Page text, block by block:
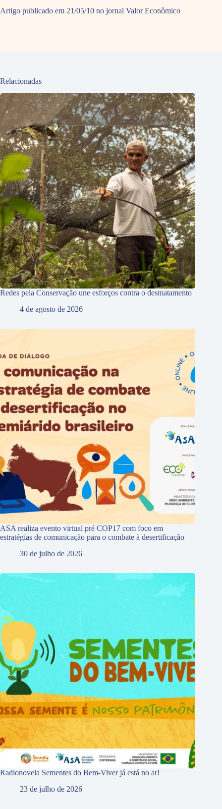
Artigo publicado em 21/05/10 no jornal Valor Econômico
Relacionadas
Redes pela Conservação une esforços contra o desmatamento
4 de agosto de 2026
ASA realiza evento virtual pré COP17 com foco em
estratégias de comunicação para o combate à desertificação
30 de julho de 2026
Radionovela Sementes do Bem-Viver já está no ar!
23 de julho de 2026